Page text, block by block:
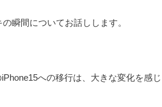
瞬間についてお話しします。
への移行は、大きな変化を感じ